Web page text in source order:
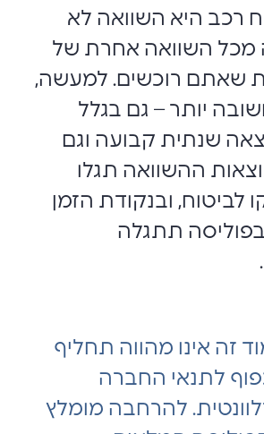
רכב היא השוואה לא
מכל השוואה אחרת של
שאתם רוכשים. למעשה,
יותר – גם בגלל
שנתית קבועה וגם
ההשוואה תגלו
לביטוח, ובנקודת הזמן
תתגלה
זה אינו מהווה תחליף
כפוף לתנאי החברה
להרחבה מומלץ